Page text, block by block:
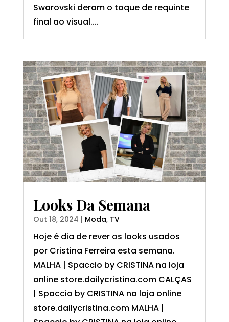
Swarovski deram o toque de requinte
final ao visual....
Looks Da Semana
Out 18, 2024 | Moda, TV
Hoje é dia de rever os looks usados
por Cristina Ferreira esta semana.
MALHA | Spaccio by CRISTINA na loja
online store.dailycristina.com CALÇAS
| Spaccio by CRISTINA na loja online
store.dailycristina.com MALHA |